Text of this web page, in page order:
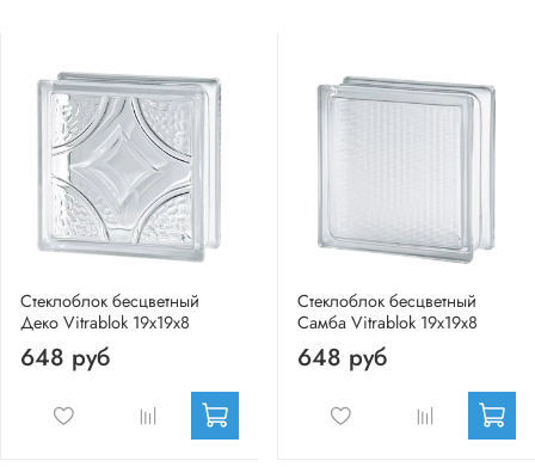
Стеклоблок бесцветный
Деко Vitrablok 19х19х8
648 руб
Стеклоблок бесцветный
Самба Vitrablok 19х19х8
648 руб